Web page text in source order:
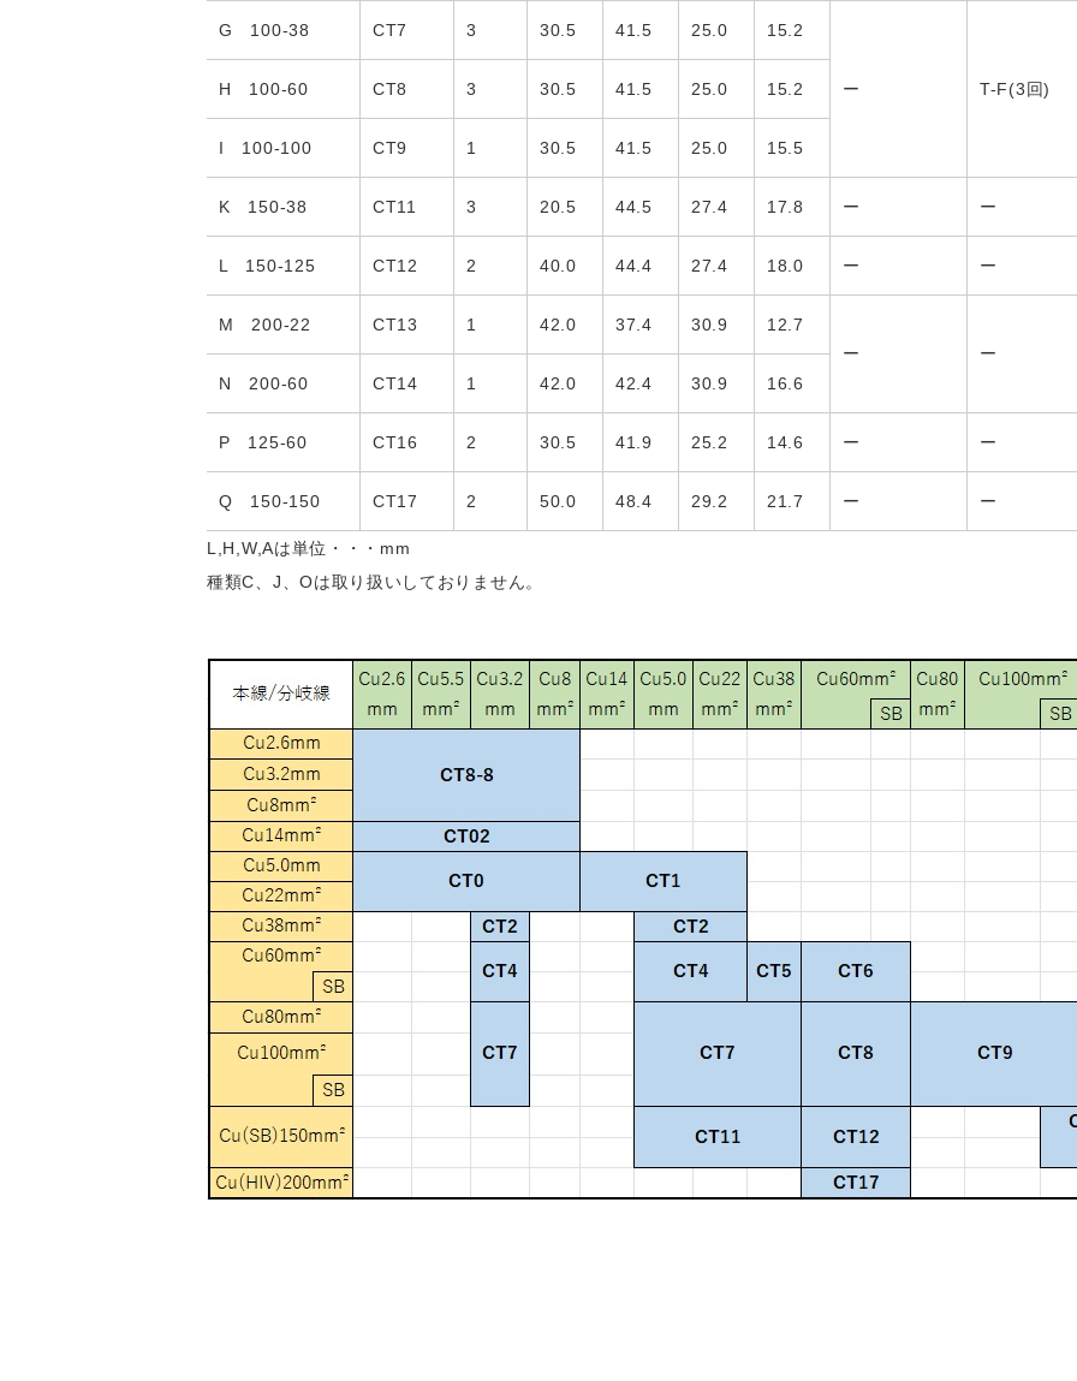
G 100-38 CT7 3 30.5 41.5 25.0 15.2
ー T-F(3回)
H 100-60 CT8 3 30.5 41.5 25.0 15.2
I 100-100 CT9 1 30.5 41.5 25.0 15.5
K 150-38 CT11 3 20.5 44.5 27.4 17.8 ー ー
L 150-125 CT12 2 40.0 44.4 27.4 18.0 ー ー
M 200-22 CT13 1 42.0 37.4 30.9
12.7
ー
ー
N 200-60 CT14 1 42.0 42.4 30.9 16.6
P 125-60 CT16 2 30.5 41.9 25.2 14.6 ー ー
Q 150-150 CT17 2 50.0 48.4 29.2 21.7 ー ー
L,H,W,Aは単位・・・mm
種類C、J、Oは取り扱いしておりません。